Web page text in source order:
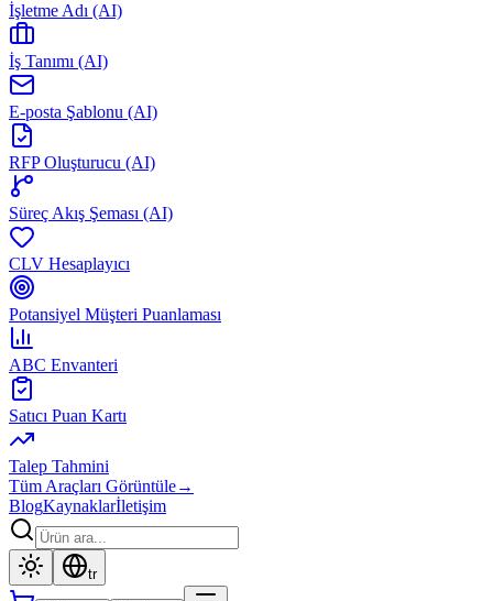
İşletme Adı (AI)
İş Tanımı (AI)
E-posta Şablonu (AI)
RFP Oluşturucu (AI)
Süreç Akış Şeması (AI)
CLV Hesaplayıcı
Potansiyel Müşteri Puanlaması
ABC Envanteri
Satıcı Puan Kartı
Talep Tahmini
Tüm Araçları Görüntüle→
BlogKaynaklarİletişim
tr